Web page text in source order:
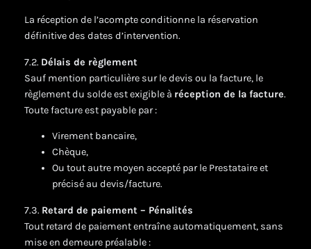
La réception de l’acompte conditionne la réservation
définitive des dates d’intervention.
7.2. Délais de règlement
Sauf mention particulière sur le devis ou la facture, le
règlement du solde est exigible à réception de la facture.
Toute facture est payable par :
Virement bancaire,
Chèque,
Ou tout autre moyen accepté par le Prestataire et
précisé au devis/facture.
7.3. Retard de paiement – Pénalités
Tout retard de paiement entraîne automatiquement, sans
mise en demeure préalable :